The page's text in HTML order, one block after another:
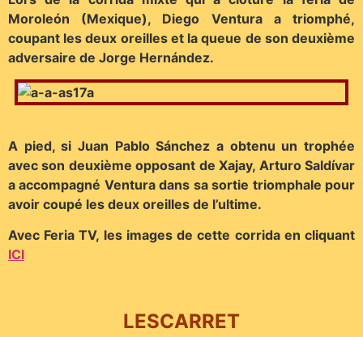
Moroleón (Mexique), Diego Ventura a triomphé,
coupant les deux oreilles et la queue de son deuxième
adversaire de Jorge Hernández.
A pied, si Juan Pablo Sánchez a obtenu un trophée
avec son deuxième opposant de Xajay, Arturo Saldívar
a accompagné Ventura dans sa sortie triomphale pour
avoir coupé les deux oreilles de l’ultime.
Avec Feria TV, les images de cette corrida en cliquant
ICI
LESCARRET